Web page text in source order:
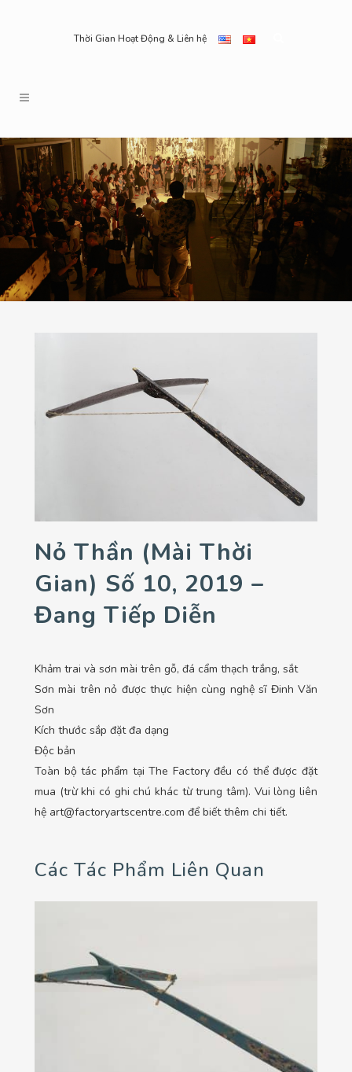
Thời Gian Hoạt Động & Liên hệ
Nỏ Thần (Mài Thời
Gian) Số 10, 2019 –
Đang Tiếp Diễn
Khảm trai và sơn mài trên gỗ, đá cẩm thạch trắng, sắt
Sơn mài trên nỏ được thực hiện cùng nghệ sĩ Đinh Văn
Sơn
Kích thước sắp đặt đa dạng
Độc bản
Toàn bộ tác phẩm tại The Factory đều có thể được đặt
mua (trừ khi có ghi chú khác từ trung tâm). Vui lòng liên
hệ art@factoryartscentre.com để biết thêm chi tiết.
Các Tác Phẩm Liên Quan